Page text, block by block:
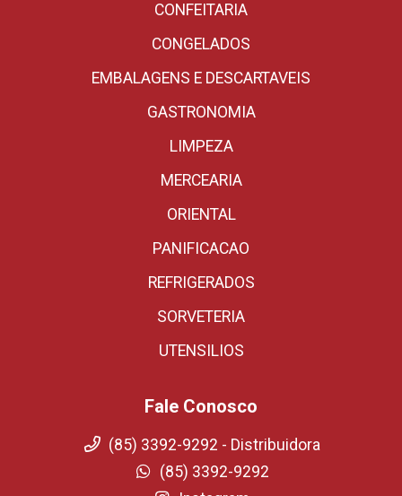
CONFEITARIA
CONGELADOS
EMBALAGENS E DESCARTAVEIS
GASTRONOMIA
LIMPEZA
MERCEARIA
ORIENTAL
PANIFICACAO
REFRIGERADOS
SORVETERIA
UTENSILIOS
Fale Conosco
(85) 3392-9292 - Distribuidora
(85) 3392-9292